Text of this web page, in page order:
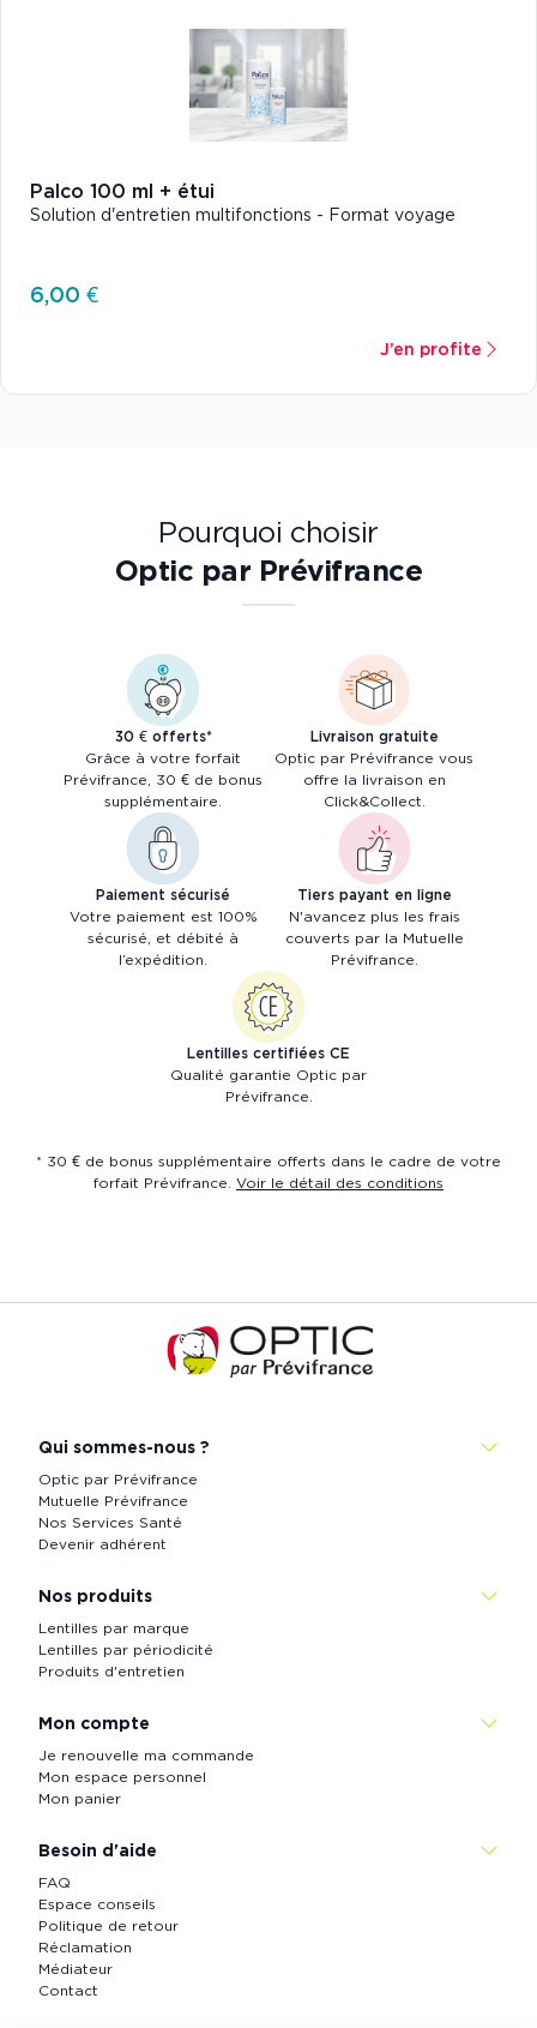
Palco 100 ml + étui
Solution d'entretien multifonctions - Format voyage
6,00 €
J’en profite
Pourquoi choisir
Optic par Prévifrance
30 € offerts*
Grâce à votre forfait
Prévifrance, 30 € de bonus
supplémentaire.
Livraison gratuite
Optic par Prévifrance vous
offre la livraison en
Click&Collect.
Paiement sécurisé
Votre paiement est 100%
sécurisé, et débité à
l’expédition.
Tiers payant en ligne
N'avancez plus les frais
couverts par la Mutuelle
Prévifrance.
Lentilles certifiées CE
Qualité garantie Optic par
Prévifrance.
* 30 € de bonus supplémentaire offerts dans le cadre de votre
forfait Prévifrance. Voir le détail des conditions
Accueil
de
Qui sommes-nous ?
Optic par Prévifrance
Mutuelle Prévifrance
Nos Services Santé
Devenir adhérent
Nos produits
Lentilles par marque
Lentilles par périodicité
Produits d'entretien
Mon compte
Je renouvelle ma commande
Mon espace personnel
Mon panier
Besoin d'aide
FAQ
Espace conseils
Politique de retour
Réclamation
Médiateur
Contact